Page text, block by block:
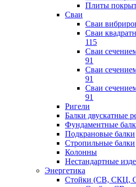
Плиты
Сваи
Сваи
Сваи
115
Сваи
91
Сваи
91
Сваи
91
Ригели
Балки двускатные
Фундаментные
Подкрановые балки
Стропильные балки
Колонны
Нестандартные
Энергетика
Стойки (СВ, СКЦ,